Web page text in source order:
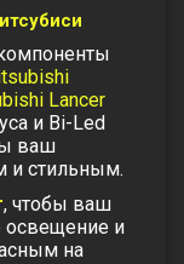
Lancer
и Bi-Led
ваш
и стильным.
, чтобы ваш
освещение и
на